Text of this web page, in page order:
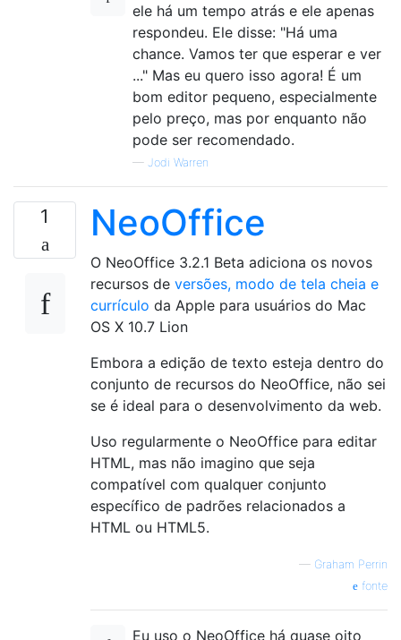
ele há um tempo atrás e ele apenas
respondeu. Ele disse: "Há uma
chance. Vamos ter que esperar e ver
..." Mas eu quero isso agora! É um
bom editor pequeno, especialmente
pelo preço, mas por enquanto não
pode ser recomendado.
— Jodi Warren
1 NeoOffice
O NeoOffice 3.2.1 Beta adiciona os novos
recursos de versões, modo de tela cheia e
currículo da Apple para usuários do Mac
OS X 10.7 Lion
Embora a edição de texto esteja dentro do
conjunto de recursos do NeoOffice, não sei
se é ideal para o desenvolvimento da web.
Uso regularmente o NeoOffice para editar
HTML, mas não imagino que seja
compatível com qualquer conjunto
específico de padrões relacionados a
HTML ou HTML5.
— Graham Perrin
fonte
Eu uso o NeoOffice há quase oito